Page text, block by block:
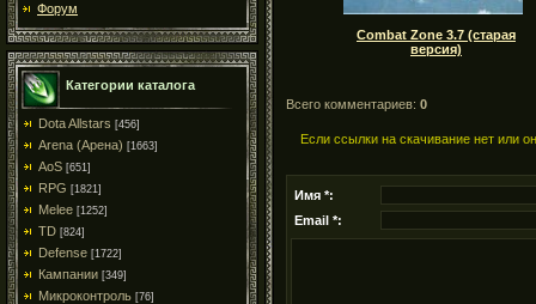
Форум
Категории каталога
Dota Allstars [456]
Arena (Арена) [1663]
AoS [651]
RPG [1821]
Melee [1252]
TD [824]
Defense [1722]
Кампании [349]
Микроконтроль [76]
Combat Zone 3.7 (старая
версия)
Всего комментариев: 0
Если ссылки на скачивание нет или
Имя *:
Email *: